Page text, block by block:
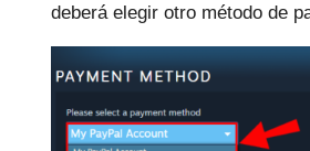
deberá elegir otro método de